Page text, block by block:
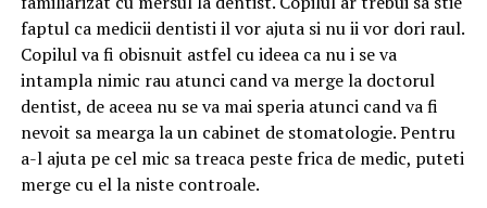
faptul ca medicii dentisti il vor ajuta si nu ii vor dori raul.
Copilul va fi obisnuit astfel cu ideea ca nu i se va
intampla nimic rau atunci cand va merge la doctorul
dentist, de aceea nu se va mai speria atunci cand va fi
nevoit sa mearga la un cabinet de stomatologie. Pentru
a-l ajuta pe cel mic sa treaca peste frica de medic, puteti
merge cu el la niste controale.